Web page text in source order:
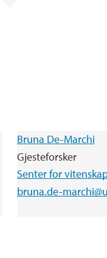
Bruna De-Marchi
Gjesteforsker
Senter for
bruna.de-